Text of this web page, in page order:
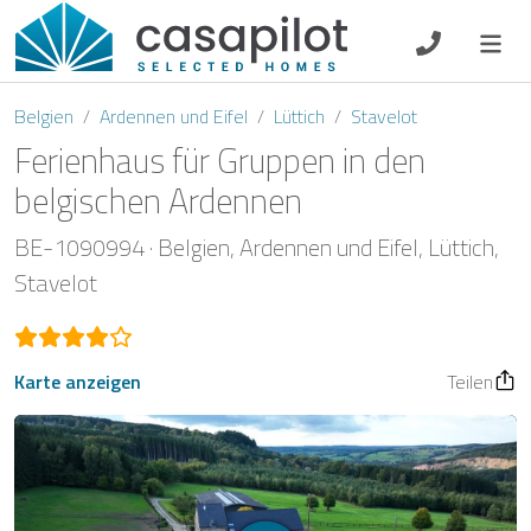
DE EN ES FR
Frühstück
Gutscheine
Eigentümer Log-In
Belgien Ardennen und Eifel Lüttich Stavelot
Ferienhaus für Gruppen in den
belgischen Ardennen
BE-1090994 Belgien Ardennen und Eifel Lüttich
Stavelot
Karte anzeigen Teilen